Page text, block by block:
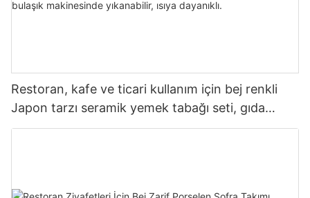
Restoran, kafe ve ticari kullanım için bej renkli
Japon tarzı seramik yemek tabağı seti, gıda
güvenliğine uygun, dayanıklı, bulaşık makinesinde